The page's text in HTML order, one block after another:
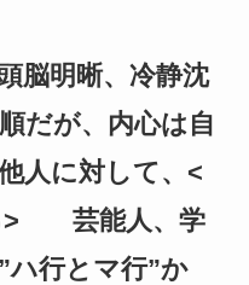
晰、冷静沈
だが、内心は自
人に対して、<
> 芸能人、学
ハ行とマ行”か